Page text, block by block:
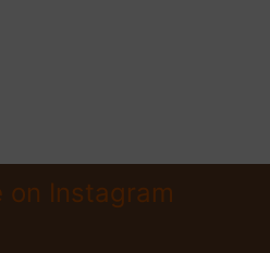
on Instagram